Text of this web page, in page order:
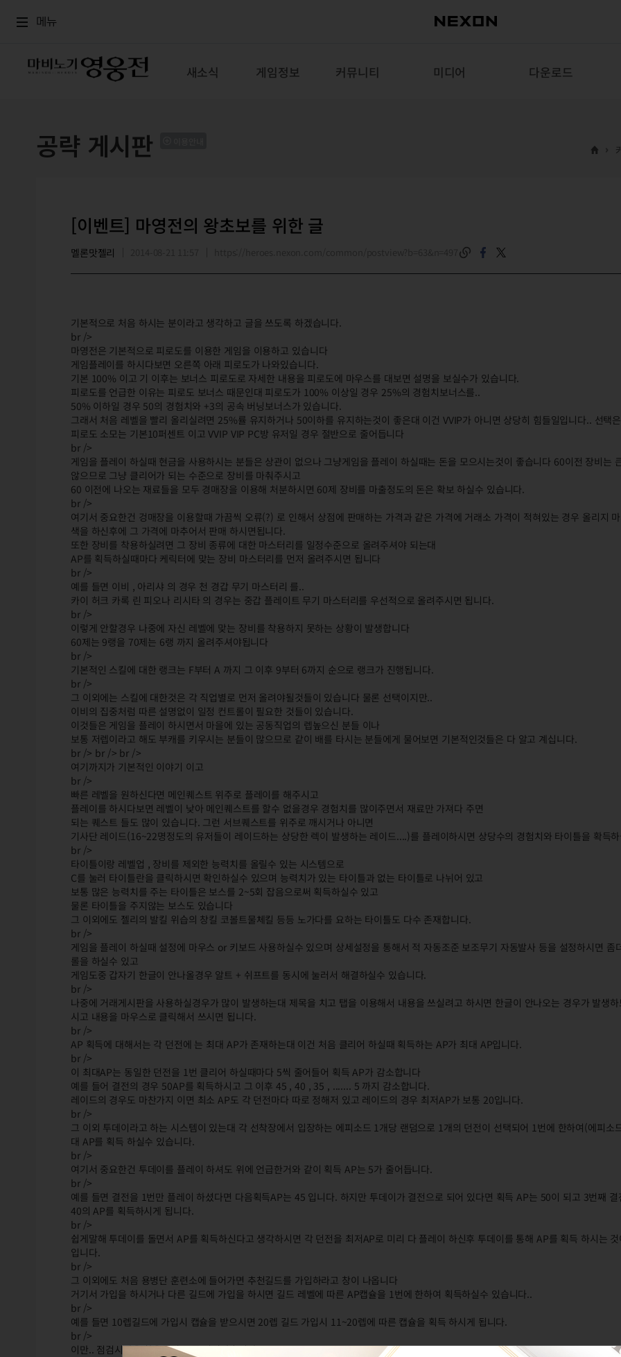
메뉴
새소식 게임정보 커뮤니티 미디어 다운로드
공략 게시판
[이벤트] 마영전의 왕초보를 위한 글
멜론맛젤리
기본적으로 처음 하시는 분이라고 생각하고 글을 쓰도록 하겠습니다.
br />
마영전은 기본적으로 피로도를 이용한 게임을 이용하고 있습니다
게임플레이를 하시다보면 오른쪽 아래 피로도가 나와있습니다.
기본 100% 이고 기 이후는 보너스 피로도로 자세한 내용을 피로도에 마우스를 대보면 설명을 보실수가 있습니다.
피로도를 언급한 이유는 피로도 보너스 때문인대 피로도가 100% 이상일 경우 25%의 경험치보너스를..
50% 이하일 경우 50의 경험치와 +3의 공속 버닝보너스가 있습니다.
그래서 처음 레벨을 빨리 올리실려면 25%률 유지하거나 50이하를 유지하는것이 좋은대 이건 VVIP가 아니면 상당히 힘들일입니다.. 선택
피로도 소모는 기본10퍼센트 이고 VVIP VIP PC방 유저일 경우 절반으로 줄어듭니다
br />
게임을 플레이 하실때 현금을 사용하시는 분들은 상관이 없으나 그냥게임을 플레이 하실때는 돈을 모으시는것이 좋습니다 60이전 장비는
않으므로 그냥 클리어가 되는 수준으로 장비를 마춰주시고
60 이전에 나오는 재료들을 모두 경매장을 이용해 처분하시면 60제 장비를 마출정도의 돈은 확보 하실수 있습니다.
br />
여기서 중요한건 겅매장을 이용할때 가끔씩 오류(?) 로 인해서 상점에 판매하는 가격과 같은 가격에 거래소 가격이 적혀있는 경우 올리지
색을 하신후에 그 가격에 마추어서 판매 하시면됩니다.
또한 장비를 착용하실려면 그 장비 종류에 대한 마스터리를 일정수준으로 올려주셔야 되는대
AP를 획득하실때마다 케릭터에 맞는 장비 마스터리를 먼저 올려주시면 됩니다
br />
예를 들면 이비 , 아리샤 의 경우 천 경갑 무기 마스터리 를..
카이 허크 카록 린 피오나 리시타 의 경우는 중갑 플레이트 무기 마스터리를 우선적으로 올려주시면 됩니다.
br />
이렇게 안할경우 나중에 자신 레벨에 맞는 장비를 착용하지 못하는 상황이 발생합니다
60제는 9랭을 70제는 6랭 까지 올려주셔야됩니다
br />
기본적인 스킬에 대한 랭크는 F부터 A 까지 그 이후 9부터 6까지 순으로 랭크가 진행됩니다.
br />
그 이외에는 스킬에 대한것은 각 직업별로 먼저 올려야될것들이 있습니다 물론 선택이지만..
이비의 집중처럼 따른 설명없이 일정 컨트롤이 필요한 것들이 있습니다.
이것들은 게임을 플레이 하시면서 마을에 있는 공동직업의 렙높으신 분들 이나
보통 저렙이라고 해도 부캐를 키우시는 분들이 많으므로 같이 배를 타시는 분들에게 물어보면 기본적인것들은 다 알고 계십니다.
br /> br /> br />
여기까지가 기본적인 이야기 이고
br />
빠른 레벨을 원하신다면 메인퀘스트 위주로 플레이를 해주시고
플레이를 하시다보면 레벨이 낮아 메인퀘스트를 할수 없을경우 경험치를 많이주면서 재료만 가져다 주면
되는 퀘스트 들도 많이 있습니다. 그런 서브퀘스트를 위주로 깨시거나 아니면
기사단 레이드(16~22명정도의 유저들이 레이드하는 상당한 렉이 발생하는 레이드....)를 플레이하시면 상당수의 경험치와 타이틀을 확득
br />
타이틀이랑 레벨업 , 장비를 제외한 능력치를 올릴수 있는 시스템으로
C를 눌러 타이틀란을 클릭하시면 확인하실수 있으며 능력치가 있는 타이틀과 없는 타이틀로 나뉘어 있고
보통 많은 능력치를 주는 타이틀은 보스를 2~5회 잡음으로써 획득하실수 있고
물론 타이틀을 주지않는 보스도 있습니다
그 이외에도 젤리의 발킬 위습의 창킬 코볼트물체킬 등등 노가다를 요하는 타이틀도 다수 존재합니다.
br />
게임을 플레이 하실때 설정에 마우스 or 키보드 사용하실수 있으며 상세설정을 통해서 적 자동조준 보조무기 자동발사 등을 설정하시면 좀
롤을 하실수 있고
게임도중 갑자기 한글이 안나올경우 알트 + 쉬프트를 동시에 눌러서 해결하실수 있습니다.
br />
나중에 거래게시판을 사용하실경우가 많이 발생하는대 제목을 치고 탭을 이용해서 내용을 쓰실려고 하시면 한글이 안나오는 경우가 발생
시고 내용을 마우스로 클릭해서 쓰시면 됩니다.
br />
AP 획득에 대해서는 각 던전에 는 최대 AP가 존재하는대 이건 처음 클리어 하실때 획득하는 AP가 최대 AP입니다.
br />
이 최대AP는 동일한 던전을 1번 클리어 하실때마다 5씩 줄어들어 획득 AP가 감소합니다
예를 들어 결전의 경우 50AP를 획득하시고 그 이후 45 , 40 , 35 , ....... 5 까지 감소합니다.
레이드의 경우도 마찬가지 이면 최소 AP도 각 던전마다 따로 정해저 있고 레이드의 경우 최저AP가 보통 20입니다.
br />
그 이외 투데이라고 하는 시스템이 있는대 각 선착장에서 입장하는 에피소드 1개당 랜덤으로 1개의 던전이 선택되어 1번에 한하여(에피소
대 AP를 획득 하실수 있습니다.
br />
여기서 중요한건 투데이를 플레이 하셔도 위에 언급한거와 같이 획득 AP는 5가 줄어듭니다.
br />
예를 들면 결전을 1번만 플레이 하셨다면 다음획득AP는 45 입니다. 하지만 투데이가 결전으로 되어 있다면 획득 AP는 50이 되고 3번째
40의 AP를 획득하시게 됩니다.
br />
쉽게말해 투데이를 돌면서 AP를 획득하신다고 생각하시면 각 던전을 최저AP로 미리 다 플레이 하신후 투데이를 통해 AP를 획득 하시는
입니다.
br />
그 이외에도 처음 용병단 훈련소에 들어가면 추천길드를 가입하라고 창이 나옵니다
거기서 가입을 하시거나 다른 길드에 가입을 하시면 길드 레벨에 따른 AP캡슐을 1번에 한하여 획득하실수 있습니다..
br />
예를 들면 10렙길드에 가입시 캡슐을 받으시면 20렙 길드 가입시 11~20렙에 따른 캡슐을 획득 하시게 됩니다.
br />
이만.. 점검시간을 활용해서 글좀 적어봤습니다..